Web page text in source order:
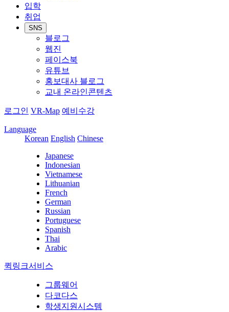
입학
취업
SNS
블로그
웹진
페이스북
유튜브
홍보대사 블로그
교내 온라인콘텐츠
로그인 VR-Map 예비수강
Language
Korean English Chinese
Japanese
Indonesian
Vietnamese
Lithuanian
French
German
Russian
Portuguese
Spanish
Thai
Arabic
퀵링크서비스
그룹웨어
다코다스
학생지원시스템